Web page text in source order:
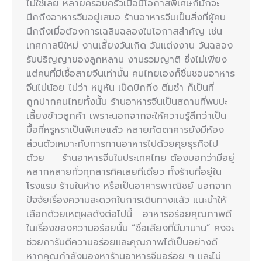
ไม่ใช่เลย หลายครอบครัวเมื่อมีโอกาสพิเศษก็มักจะ
นึกถึงอาหารจีนอยู่เสมอ ร้านอาหารจีนเป็นสิ่งที่ผู้คน
นึกถึงเมื่อต้องการเฉลิมฉลองในโอกาสสำคัญ เช่น
เทศกาลปีใหม่ งานเลี้ยงวันเกิด วันแต่งงาน วันฉลอง
รับปริญญาของลูกหลาน งานรวมญาติ ซึ่งไม่เพียง
แต่คนที่มีเชื้อสายจีนเท่านั้น คนไทยเองก็ชื่นชอบอาหาร
จีนไม่น้อย ไม่ว่า หมูหัน เป็ดปักกิ่ง ติ่มซำ ก็เป็นที่
ถูกปากคนไทยทั้งนั้น ร้านอาหารจีนเป็นสถานที่พบปะ
เลี้ยงข้าวลูกค้า เพราะนอกจากจะให้ความรู้สึกว่าเป็น
มื้อที่หรูหราเป็นพิเศษแล้ว หลายภัตตาคารยังมีห้อง
ส่วนตัวเหมาะกับการทานอาหารไปด้วยคุยธุรกิจไป
ด้วย ร้านอาหารจีนในประเทศไทย ต้องบอกว่ามีอยู่
หลากหลายทั่วทุกสารทิศเลยทีเดียว ทั้งร้านที่อยู่ใน
โรงแรม ร้านในห้าง หรือเป็นอาคารพาณิชย์ นอกจาก
ปัจจัยเรื่องความสะดวกในการเดินทางแล้ว แนะนำให้
เลือกด้วยเหตุผลดังต่อไปนี้ อาหารอร่อยคุณภาพดี
ในเรื่องของความอร่อยนั้น “ชื่อเสียงที่มีมานาน” คงจะ
ช่วยการันตีความอร่อยและคุณภาพได้เป็นอย่างดี
หากคุณกำลังมองหาร้านอาหารจีนอร่อย ๆ และไม่